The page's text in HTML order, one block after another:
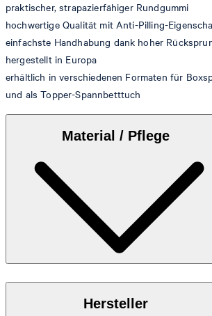
praktischer, strapazierfähiger Rundgummi
hochwertige Qualität mit Anti-Pilling-
einfachste Handhabung dank hoher
hergestellt in Europa
erhältlich in verschiedenen Formaten für
und als Topper-Spannbetttuch
Material / Pflege
Weicher, angenehmer Mako-Jersey in
Anti-Pilling-Eigenschaften aus 97%
Hersteller